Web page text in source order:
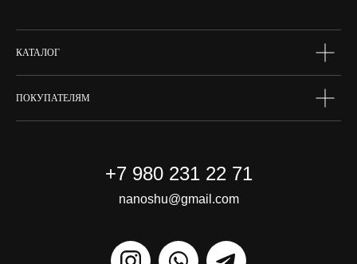
КАТАЛОГ
ПОКУПАТЕЛЯМ
+7 980 231 22 71
nanoshu@gmail.com